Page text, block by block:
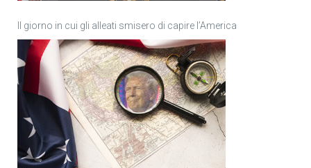
Il giorno in cui gli alleati smisero di capire l’America